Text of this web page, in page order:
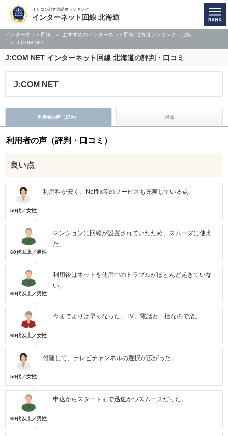
オリコン顧客満足度ランキング
インターネット回線 北海道
インターネット回線
おすすめのインターネット回線 北海道ランキング・比較
J:COM NET
J:COM NET インターネット回線 北海道の評判・口コミ
J:COM NET
利用者の声（17件） 得点
利用者の声（評判・口コミ）
良い点
50代／女性
利用料が安く、Netflix等のサービスも充実している点。
60代以上／男性
マンションに回線が設置されていたため、スムーズに使え
た。
60代以上／男性
利用後はネットを使用中のトラブルがほとんど起きていな
い。
60代以上／女性
今までよりは早くなった。TV、電話と一括なので楽。
50代／女性
付随して、テレビチャンネルの選択が広がった。
60代以上／男性
申込からスタートまで迅速かつスムーズだった。